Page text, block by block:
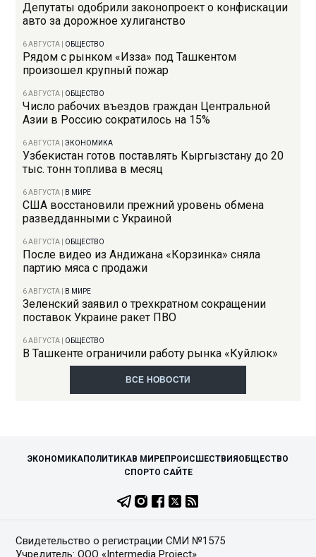
Депутаты одобрили законопроект о конфискации
авто за дорожное хулиганство
6 АВГУСТА ОБЩЕСТВО
Рядом с рынком «Изза» под Ташкентом
произошел крупный пожар
6 АВГУСТА ОБЩЕСТВО
Число рабочих въездов граждан Центральной
Азии в Россию сократилось на 15%
6 АВГУСТА |ЭКОНОМИКА
Узбекистан готов поставлять Кыргызстану до 20
тыс. тонн топлива в месяц
6 АВГУСТА В МИРЕ
США восстановили прежний уровень обмена
разведданными с Украиной
6 АВГУСТА ОБЩЕСТВО
После видео из Андижана «Корзинка» сняла
партию мяса с продажи
6 АВГУСТА В МИРЕ
Зеленский заявил о трехкратном сокращении
поставок Украине ракет ПВО
6 АВГУСТА ОБЩЕСТВО
В Ташкенте ограничили работу рынка «Куйлюк»
ВСЕ НОВОСТИ
ЭКОНОМИКАПОЛИТИКАВ МИРЕПРОИСШЕСТВИЯ ОБЩЕСТВО
СПОРТО САЙТЕ
Свидетельство о регистрации СМИ №1575
Учредитель: ООО «Intermedia Project»